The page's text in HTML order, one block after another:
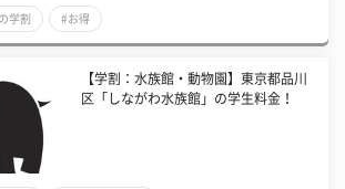
学割 #お得
【学割：水族館・動物園】東京都品川
区「しながわ水族館」の学生料金！